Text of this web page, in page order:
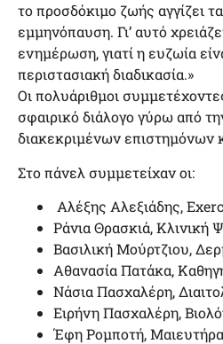
το προσδόκιμο ζωής αγγίζει
εμμηνόπαυση. Γι’ αυτό
ενημέρωση, γιατί η ευζωία
περιστασιακή διαδικασία.»
Οι πολυάριθμοι
σφαιρικό διάλογο γύρω από
διακεκριμένων επιστημόνων
Στο πάνελ συμμετείχαν οι:
Αλέξης Αλεξιάδης,
Ράνια Θρασκιά, Κλινική
Βασιλική Μούρτζιου,
Αθανασία Πατάκα,
Νάσια Πασχαλέρη,
Ειρήνη Πασχαλέρη,
Έφη Ρομποτή,